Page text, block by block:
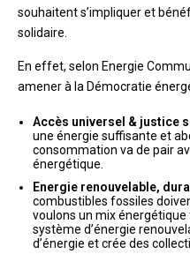
souhaitent s’impliquer et
solidaire.
En effet, selon Energie
amener à la Démocratie
Accès universel & justice
une énergie suffisante et
consommation va de pair
énergétique.
Energie renouvelable,
combustibles fossiles
voulons un mix énergétique
système d’énergie
d’énergie et crée des